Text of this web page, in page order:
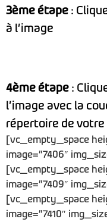
3ème étape :
à l’image
4ème étape :
l’image avec la
répertoire de votre
[vc_empty_space
image=”7406″
[vc_empty_space
image=”7409″
[vc_empty_space
image=”7410″